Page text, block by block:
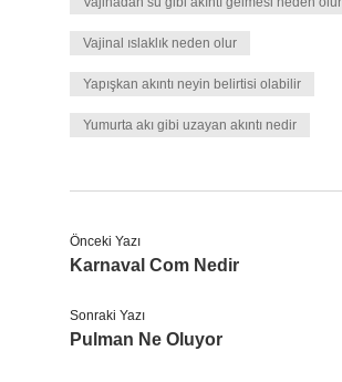
Vajinal ıslaklık neden olur
Yapışkan akıntı neyin belirtisi olabilir
Yumurta akı gibi uzayan akıntı nedir
Önceki Yazı
Karnaval Com Nedir
Sonraki Yazı
Pulman Ne Oluyor